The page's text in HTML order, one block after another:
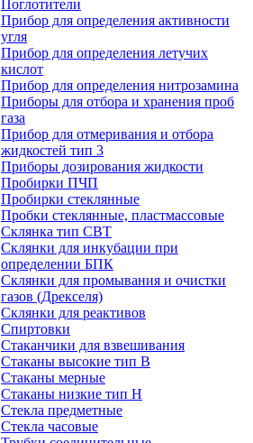
Поглотители
Прибор для определения активности
угля
Прибор для определения летучих
кислот
Прибор для определения нитрозамина
Приборы для отбора и хранения проб
газа
Прибор для отмеривания и отбора
жидкостей тип 3
Приборы дозирования жидкости
Пробирки ПЧП
Пробирки стеклянные
Пробки стеклянные, пластмассовые
Склянка тип СВТ
Склянки для инкубации при
определении БПК
Склянки для промывания и очистки
газов (Дрекселя)
Склянки для реактивов
Спиртовки
Стаканчики для взвешивания
Стаканы высокие тип В
Стаканы мерные
Стаканы низкие тип Н
Стекла предметные
Стекла часовые